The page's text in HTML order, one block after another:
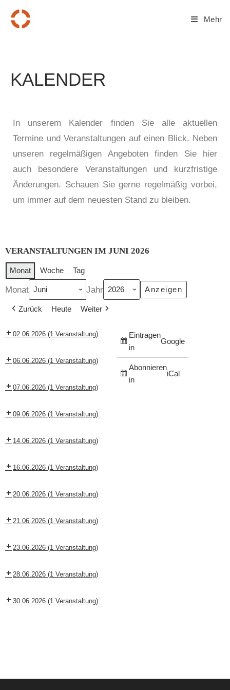
Mehr
KALENDER
In unserem Kalender finden Sie alle aktuellen
Termine und Veranstaltungen auf einen Blick. Neben
unseren regelmäßigen Angeboten finden Sie hier
auch besondere Veranstaltungen und kurzfristige
Änderungen. Schauen Sie gerne regelmäßig vorbei,
um immer auf dem neuesten Stand zu bleiben.
VERANSTALTUNGEN IM JUNI 2026
Monat Woche Tag
Monat Jahr
Zurück Heute Weiter
Eintragen
in
Google
Abonnieren
in
iCal
02.06.2026 (1 Veranstaltung)
06.06.2026 (1 Veranstaltung)
07.06.2026 (1 Veranstaltung)
09.06.2026 (1 Veranstaltung)
14.06.2026 (1 Veranstaltung)
16.06.2026 (1 Veranstaltung)
20.06.2026 (1 Veranstaltung)
21.06.2026 (1 Veranstaltung)
23.06.2026 (1 Veranstaltung)
28.06.2026 (1 Veranstaltung)
30.06.2026 (1 Veranstaltung)